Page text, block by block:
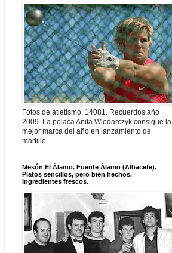
Fotos de atletismo. 14081. Recuerdos año
2009. La polaca Anita Wlodarczyk consigue la
mejor marca del año en lanzamiento de
martillo
Mesón El Álamo. Fuente Álamo (Albacete).
Platos sencillos, pero bien hechos.
Ingredientes frescos.